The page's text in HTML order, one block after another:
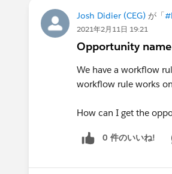
Josh Didier (CEG) が「
2021年2月11日 19:21
Opportunity
We have a workflow
workflow rule works
How can I get the
0 件のいいね!